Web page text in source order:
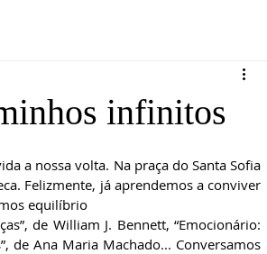
infinitos
Felizmente, já aprendemos a conviver
equilíbrio
de William J. Bennett, “Emocionário:
de Ana Maria Machado... Conversamos